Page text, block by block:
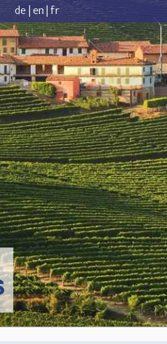
de|en|fr